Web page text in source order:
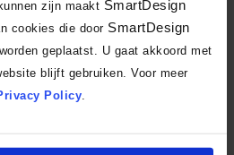
zijn maakt SmartDesign
cookies die door SmartDesign
geplaatst. U gaat akkoord met
blijft gebruiken. Voor meer
Policy
Facebook
X LinkedInEmail